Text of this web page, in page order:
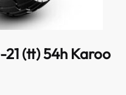
(tt) 54h Karoo